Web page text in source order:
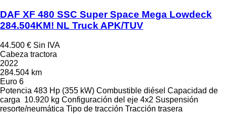
DAF XF 480 SSC Super Space Mega Lowdeck
284.504KM! NL Truck APK/TUV
44.500 € Sin IVA
Cabeza tractora
2022
284.504 km
Euro 6
Potencia 483 Hp (355 kW) Combustible diésel Capacidad de
carga 10.920 kg Configuración del eje 4x2 Suspensión
resorte/neumática Tipo de tracción Tracción trasera